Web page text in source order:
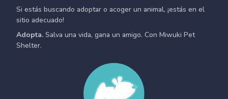
Si estás buscando adoptar o acoger un animal, ¡estás en el
sitio adecuado!
Adopta. Salva una vida, gana un amigo. Con Miwuki Pet
Shelter.